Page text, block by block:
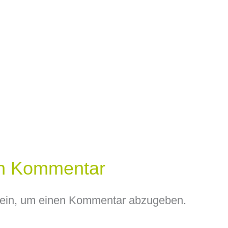
Kommentar
um einen Kommentar abzugeben.